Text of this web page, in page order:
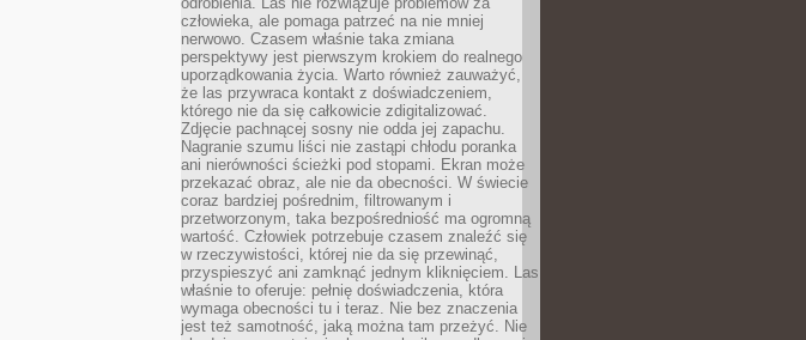
człowieka, ale pomaga patrzeć na nie mniej
nerwowo. Czasem właśnie taka zmiana
perspektywy jest pierwszym krokiem do realnego
uporządkowania życia. Warto również zauważyć,
że las przywraca kontakt z doświadczeniem,
którego nie da się całkowicie zdigitalizować.
Zdjęcie pachnącej sosny nie odda jej zapachu.
Nagranie szumu liści nie zastąpi chłodu poranka
ani nierówności ścieżki pod stopami. Ekran może
przekazać obraz, ale nie da obecności. W świecie
coraz bardziej pośrednim, filtrowanym i
przetworzonym, taka bezpośredniość ma ogromną
wartość. Człowiek potrzebuje czasem znaleźć się
w rzeczywistości, której nie da się przewinąć,
przyspieszyć ani zamknąć jednym kliknięciem. Las
właśnie to oferuje: pełnię doświadczenia, która
wymaga obecności tu i teraz. Nie bez znaczenia
jest też samotność, jaką można tam przeżyć. Nie